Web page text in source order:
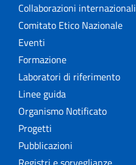
Collaborazioni internazionali
Comitato Etico Nazionale
Eventi
Formazione
Laboratori di riferimento
Linee guida
Organismo Notificato
Progetti
Pubblicazioni